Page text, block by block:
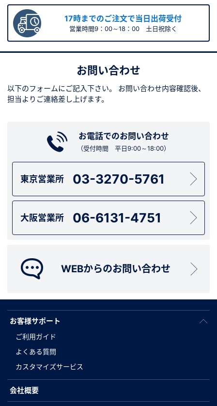
17時までのご注文で当日出荷受付
営業時間9：00～18：00 土日祝除く
お問い合わせ
以下のフォームにご記入下さい。
お問い合わせ内容確認後、
担当よりご連絡差し上げます。
お電話でのお問い合わせ
（受付時間 平日9:00～18:00）
東京営業所 03-3270-5761
大阪営業所 06-6131-4751
WEBからのお問い合わせ
お客様サポート
ご利用ガイド
よくある質問
カスタマイズサービス
会社概要